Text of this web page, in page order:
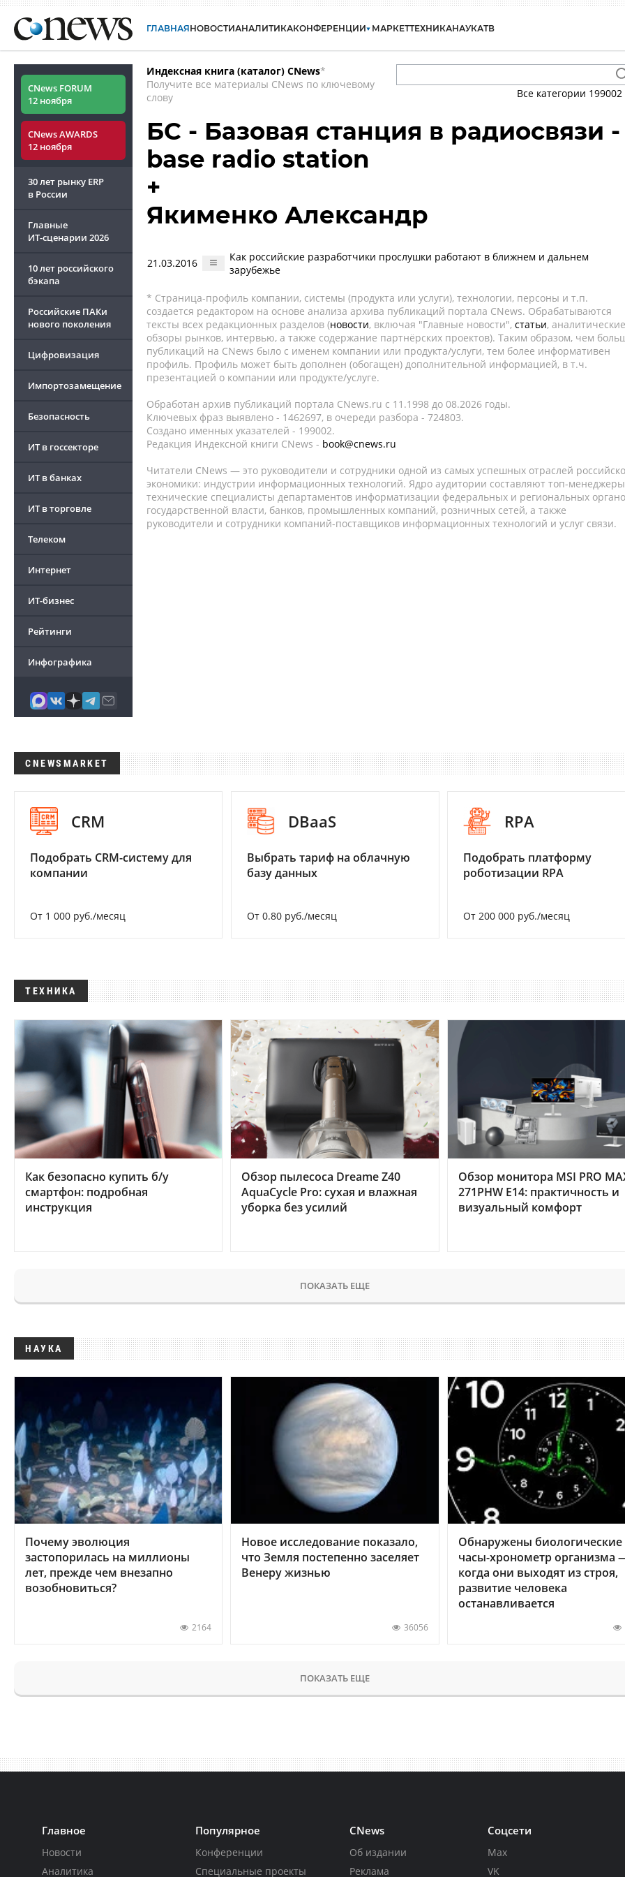
ГЛАВНАЯНОВОСТИАНАЛИТИКАКОНФЕРЕНЦИИ МАРКЕТТЕХНИКАНАУКАТВ
CNews FORUM
12 ноября
CNews AWARDS
12 ноября
30 лет рынку ERP
в России
Главные
ИТ-сценарии 2026
10 лет российского
бэкапа
Российские ПАКи
нового поколения
Цифровизация
Импортозамещение
Безопасность
ИТ в госсекторе
ИТ в банках
ИТ в торговле
Телеком
Интернет
ИТ-бизнес
Рейтинги
Инфографика
Индексная книга (каталог) CNews*
Получите все материалы CNews по ключевому
слову
Все категории 199002
БС - Базовая станция в радиосвязи -
base radio station
+
Якименко Александр
21.03.2016
Как российские разработчики прослушки работают в ближнем и дальнем
зарубежье
* Страница-профиль компании, системы (продукта или услуги), технологии, персоны и т.п.
создается редактором на основе анализа архива публикаций портала CNews. Обрабатываются
тексты всех редакционных разделов (новости, включая "Главные новости", статьи, аналитические
обзоры рынков, интервью, а также содержание партнёрских проектов). Таким образом, чем
публикаций на CNews было с именем компании или продукта/услуги, тем более информативен
профиль. Профиль может быть дополнен (обогащен) дополнительной информацией, в т.ч.
презентацией о компании или продукте/услуге.
Обработан архив публикаций портала CNews.ru c 11.1998 до 08.2026 годы.
Ключевых фраз выявлено - 1462697, в очереди разбора - 724803.
Создано именных указателей - 199002.
Редакция Индексной книги CNews - book@cnews.ru
Читатели CNews — это руководители и сотрудники одной из самых успешных отраслей
экономики: индустрии информационных технологий. Ядро аудитории составляют топ-
технические специалисты департаментов информатизации федеральных и региональных
государственной власти, банков, промышленных компаний, розничных сетей, а также
руководители и сотрудники компаний-поставщиков информационных технологий и услуг связи.
CNEWSMARKET
CRM
Подобрать CRM-систему для
компании
От 1 000 руб./месяц
DBaaS
Выбрать тариф на облачную
базу данных
От 0.80 руб./месяц
RPA
Подобрать платформу
роботизации RPA
От 200 000 руб./месяц
ТЕХНИКА
Как безопасно купить б/у
смартфон: подробная
инструкция
Обзор пылесоса Dreame Z40
AquaCycle Pro: сухая и влажная
уборка без усилий
Обзор монитора MSI PRO
271PHW E14: практичность и
визуальный комфорт
ПОКАЗАТЬ ЕЩЕ
НАУКА
Почему эволюция
застопорилась на миллионы
лет, прежде чем внезапно
возобновиться?
2164
Новое исследование показало,
что Земля постепенно заселяет
Венеру жизнью
36056
Обнаружены биологические
часы-хронометр организма
когда они выходят из строя,
развитие человека
останавливается
ПОКАЗАТЬ ЕЩЕ
Главное
Новости
Аналитика
Популярное
Конференции
Специальные проекты
CNews
Об издании
Реклама
Соцсети
Max
VK